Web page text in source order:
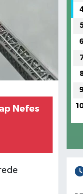
Nefes
6
9